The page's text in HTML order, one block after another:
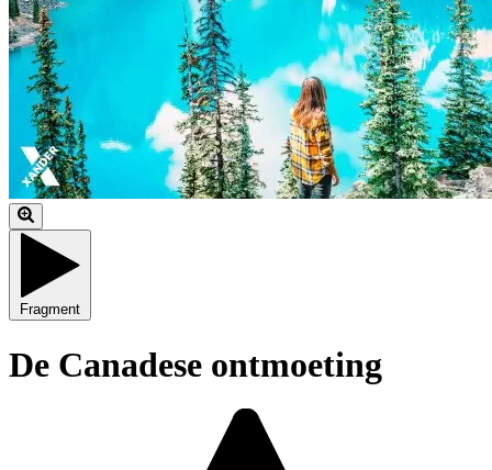
Fragment
De Canadese ontmoeting